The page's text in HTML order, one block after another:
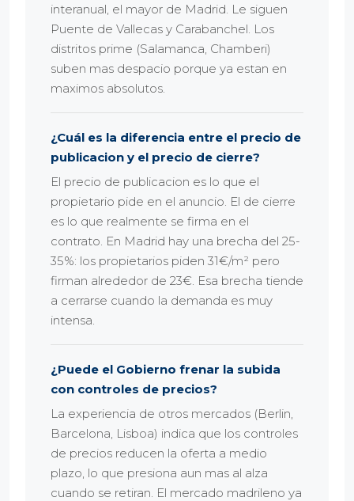
interanual, el mayor de Madrid. Le siguen
Puente de Vallecas y Carabanchel. Los
distritos prime (Salamanca, Chamberi)
suben mas despacio porque ya estan en
maximos absolutos.
¿Cuál es la diferencia entre el precio de
publicacion y el precio de cierre?
El precio de publicacion es lo que el
propietario pide en el anuncio. El de cierre
es lo que realmente se firma en el
contrato. En Madrid hay una brecha del 25-
35%: los propietarios piden 31€/m² pero
firman alrededor de 23€. Esa brecha tiende
a cerrarse cuando la demanda es muy
intensa.
¿Puede el Gobierno frenar la subida
con controles de precios?
La experiencia de otros mercados (Berlin,
Barcelona, Lisboa) indica que los controles
de precios reducen la oferta a medio
plazo, lo que presiona aun mas al alza
cuando se retiran. El mercado madrileno ya